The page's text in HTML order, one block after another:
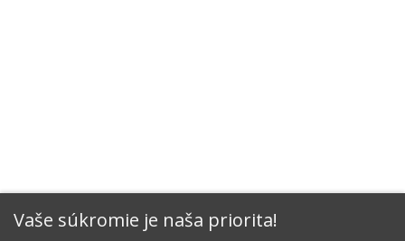
Vaše súkromie je naša priorita!